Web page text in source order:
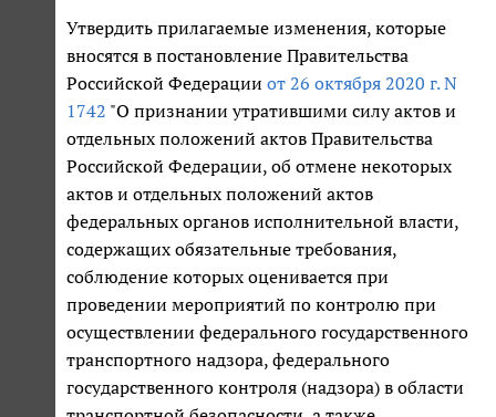
Утвердить прилагаемые изменения, которые
вносятся в постановление Правительства
Российской Федерации от 26 октября 2020 г. N
1742 "О признании утратившими силу актов и
отдельных положений актов Правительства
Российской Федерации, об отмене некоторых
актов и отдельных положений актов
федеральных органов исполнительной власти,
содержащих обязательные требования,
соблюдение которых оценивается при
проведении мероприятий по контролю при
осуществлении федерального государственного
транспортного надзора, федерального
государственного контроля (надзора) в области